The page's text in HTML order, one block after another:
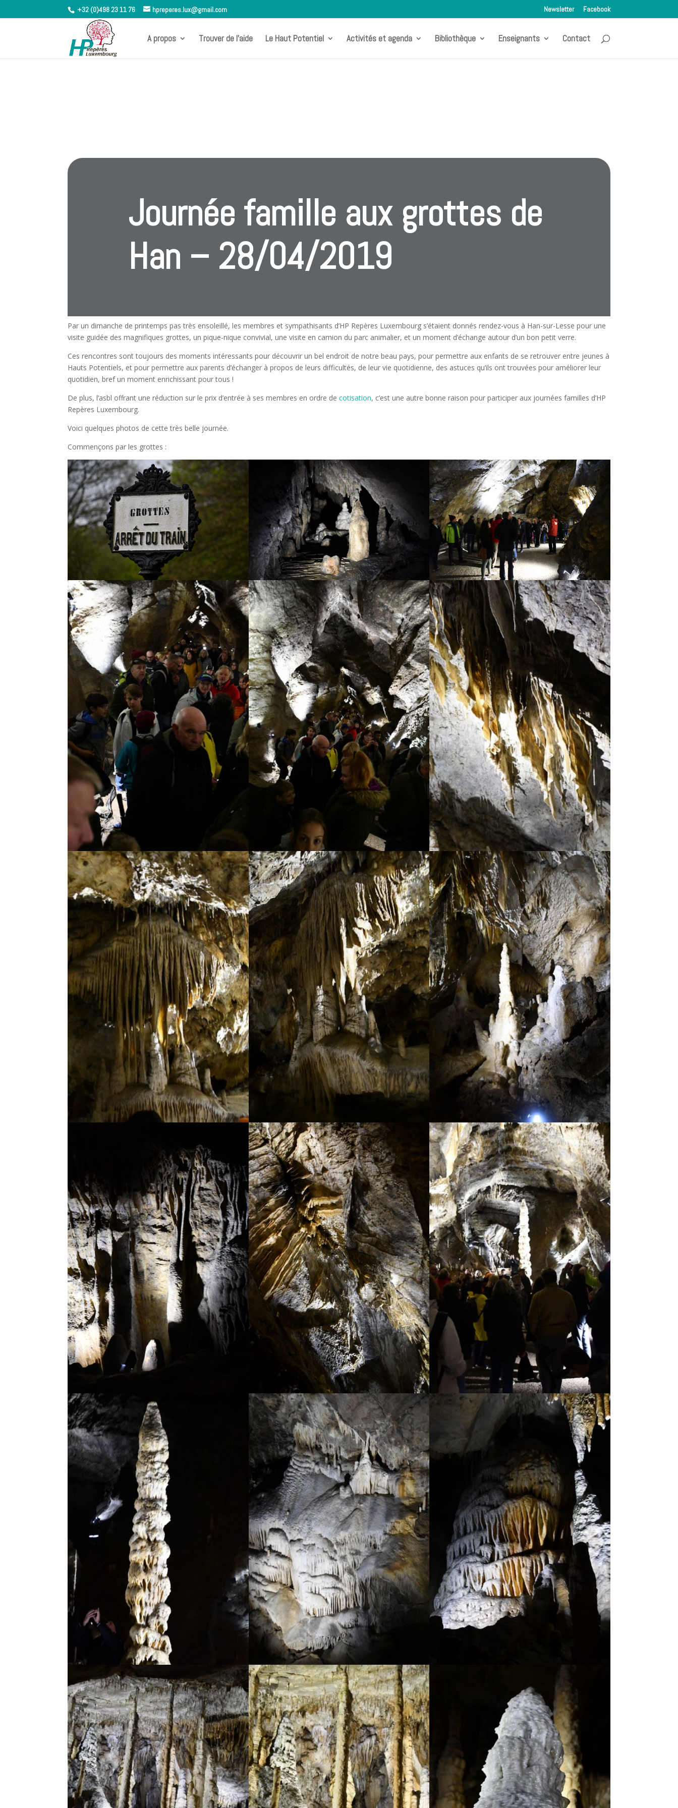
+32 (0)498 23 11 76 hpreperes.lux@gmail.com Newsletter Facebook
A propos Trouver de l’aide Le Haut Potentiel Activités et agenda Bibliothèque Enseignants Contact
Journée famille aux grottes de
Han – 28/04/2019
Par un dimanche de printemps pas très ensoleillé, les membres et sympathisants d’HP Repères Luxembourg s’étaient donnés rendez-vous à Han-sur-Lesse pour une
visite guidée des magnifiques grottes, un pique-nique convivial, une visite en camion du parc animalier, et un moment d’échange autour d’un bon petit verre.
Ces rencontres sont toujours des moments intéressants pour découvrir un bel endroit de notre beau pays, pour permettre aux enfants de se retrouver entre jeunes à
Hauts Potentiels, et pour permettre aux parents d’échanger à propos de leurs difficultés, de leur vie quotidienne, des astuces qu’ils ont trouvées pour améliorer leur
quotidien, bref un moment enrichissant pour tous !
De plus, l’asbl offrant une réduction sur le prix d’entrée à ses membres en ordre decotisation, c’est une autre bonne raison pour participer aux journées familles d’HP
Repères Luxembourg.
Voici quelques photos de cette très belle journée.
Commençons par les grottes :